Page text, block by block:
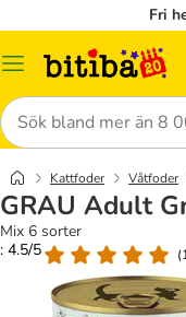
Fri
Meny
Sök
Kattfoder Våtfoder
GRAU Adult
Mix 6 sorter
: 4.5/5
(